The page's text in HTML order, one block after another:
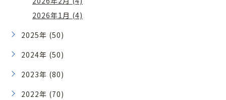
2026年1月 (4)
2025年 (50)
2024年 (50)
2023年 (80)
2022年 (70)